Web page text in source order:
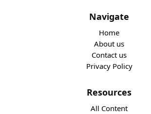
Navigate
Home
About us
Contact us
Privacy Policy
Resources
All Content